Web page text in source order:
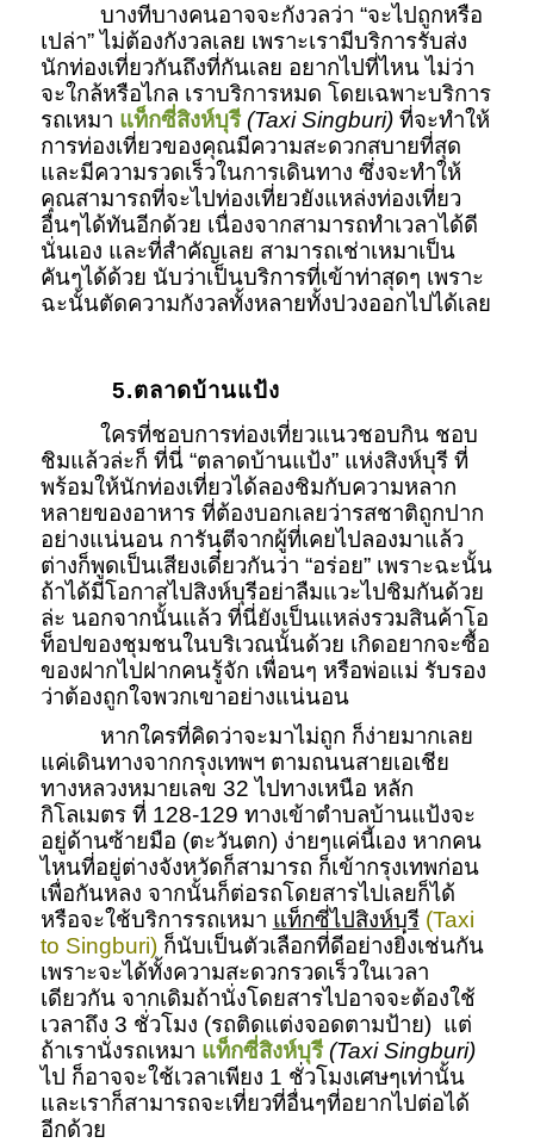
บางทีบางคนอาจจะกังวลว่า “จะไปถูกหรือ
เปล่า” ไม่ต้องกังวลเลย เพราะเรามีบริการรับส่ง
นักท่องเที่ยวกันถึงที่กันเลย อยากไปที่ไหน ไม่ว่า
จะใกล้หรือไกล เราบริการหมด โดยเฉพาะบริการ
รถเหมา แท็กซี่สิงห์บุรี(Taxi Singburi)ที่จะทำให้
การท่องเที่ยวของคุณมีความสะดวกสบายที่สุด
และมีความรวดเร็วในการเดินทาง ซึ่งจะทำให้
คุณสามารถที่จะไปท่องเที่ยวยังแหล่งท่องเที่ยว
อื่นๆได้ทันอีกด้วย เนื่องจากสามารถทำเวลาได้ดี
นั่นเอง และที่สำคัญเลย สามารถเช่าเหมาเป็น
คันๆได้ด้วย นับว่าเป็นบริการที่เข้าท่าสุดๆ เพราะ
ฉะนั้นตัดความกังวลทั้งหลายทั้งปวงออกไปได้เลย
5.ตลาดบ้านแป้ง
ใครที่ชอบการท่องเที่ยวแนวชอบกิน ชอบ
ชิมแล้วล่ะก็ ที่นี่ “ตลาดบ้านแป้ง” แห่งสิงห์บุรี ที่
พร้อมให้นักท่องเที่ยวได้ลองชิมกับความหลาก
หลายของอาหาร ที่ต้องบอกเลยว่ารสชาติถูกปาก
อย่างแน่นอน การันตีจากผู้ที่เคยไปลองมาแล้ว
ต่างก็พูดเป็นเสียงเดี๋ยวกันว่า “อร่อย” เพราะฉะนั้น
ถ้าได้มีโอกาสไปสิงห์บุรีอย่าลืมแวะไปชิมกันด้วย
ล่ะ นอกจากนั้นแล้ว ที่นี่ยังเป็นแหล่งรวมสินค้าโอ
ท็อปของชุมชนในบริเวณนั้นด้วย เกิดอยากจะซื้อ
ของฝากไปฝากคนรู้จัก เพื่อนๆ หรือพ่อแม่ รับรอง
ว่าต้องถูกใจพวกเขาอย่างแน่นอน
หากใครที่คิดว่าจะมาไม่ถูก ก็ง่ายมากเลย
แค่เดินทางจากกรุงเทพฯ ตามถนนสายเอเชีย
ทางหลวงหมายเลข 32 ไปทางเหนือ หลัก
กิโลเมตร ที่ 128-129 ทางเข้าตำบลบ้านแป้งจะ
อยู่ด้านซ้ายมือ (ตะวันตก) ง่ายๆแค่นี้เอง หากคน
ไหนที่อยู่ต่างจังหวัดก็สามารถ ก็เข้ากรุงเทพก่อน
เพื่อกันหลง จากนั้นก็ต่อรถโดยสารไปเลยก็ได้
หรือจะใช้บริการรถเหมา แท็กซี่ไปสิงห์บุรี (Taxi
to Singburi)ก็นับเป็นตัวเลือกที่ดีอย่างยิ่งเช่นกัน
เพราะจะได้ทั้งความสะดวกรวดเร็วในเวลา
เดียวกัน จากเดิมถ้านั่งโดยสารไปอาจจะต้องใช้
เวลาถึง 3 ชั่วโมง (รถติดแต่งจอดตามป้าย) แต่
ถ้าเรานั่งรถเหมา แท็กซี่สิงห์บุรี (Taxi Singburi)
ไป ก็อาจจะใช้เวลาเพียง 1 ชั่วโมงเศษๆเท่านั้น
และเราก็สามารถจะเที่ยวที่อื่นๆที่อยากไปต่อได้
อีกด้วย